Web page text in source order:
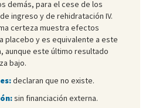
demás, para el cese de los
ingreso y de rehidratación IV.
certeza muestra efectos
placebo y es equivalente a este
aunque este último resultado
bajo.
declaran que no existe.
sin financiación externa.